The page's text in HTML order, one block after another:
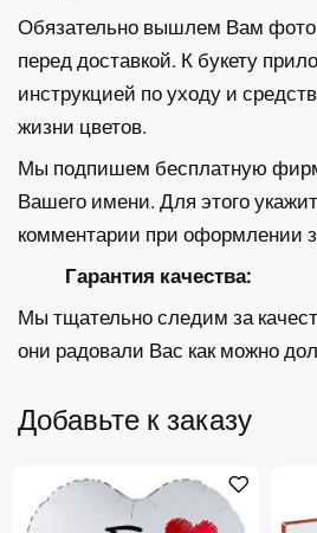
Обязательно вышлем Вам фото
перед доставкой. К букету
инструкцией по уходу и
жизни цветов.
Мы подпишем бесплатную
Вашего имени. Для этого
комментарии при оформлении
Гарантия качества:
Мы тщательно следим за
они радовали Вас как можно
Добавьте к заказу